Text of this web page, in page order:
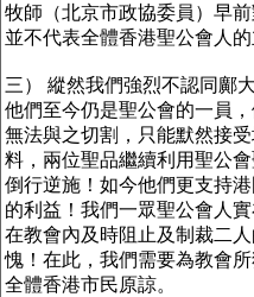
牧師（北京市政協委員）早
並不代表全體香港聖公會人的
三） 縱然我們強烈不認同鄺
他們至今仍是聖公會的一員
無法與之切割，只能默然接
料，兩位聖品繼續利用聖公
倒行逆施！如今他們更支持
的利益！我們一眾聖公會人
在教會內及時阻止及制裁二
愧！在此，我們需要為教會
全體香港市民原諒。